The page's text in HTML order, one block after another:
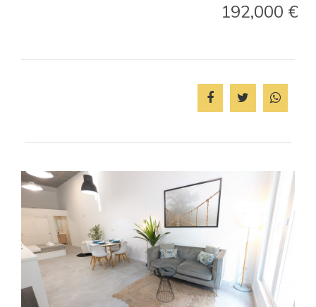
192,000 €